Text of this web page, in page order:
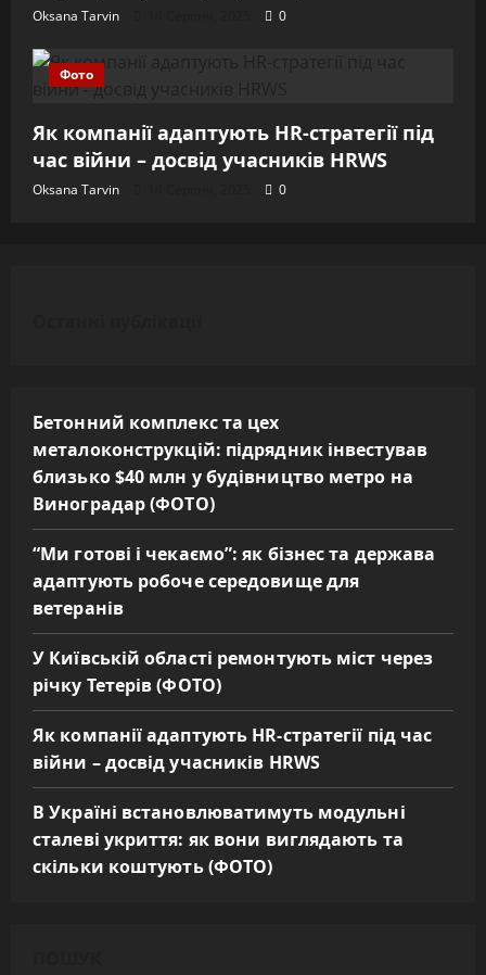
Oksana Tarvin 0
Фото
Як компанії адаптують HR-стратегії під
час війни – досвід учасників HRWS
Oksana Tarvin 0
Бетонний комплекс та цех
металоконструкцій: підрядник інвестував
близько $40 млн у будівництво метро на
Виноградар (ФОТО)
“Ми готові і чекаємо”: як бізнес та держава
адаптують робоче середовище для
ветеранів
У Київській області ремонтують міст через
річку Тетерів (ФОТО)
Як компанії адаптують HR-стратегії під час
війни – досвід учасників HRWS
В Україні встановлюватимуть модульні
сталеві укриття: як вони виглядають та
скільки коштують (ФОТО)